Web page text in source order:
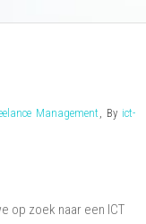
Management , By ict-
op zoek naar een ICT